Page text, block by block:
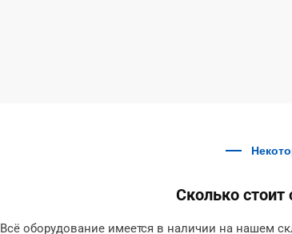
Сколько стоит
Всё оборудование имеется в наличии на нашем